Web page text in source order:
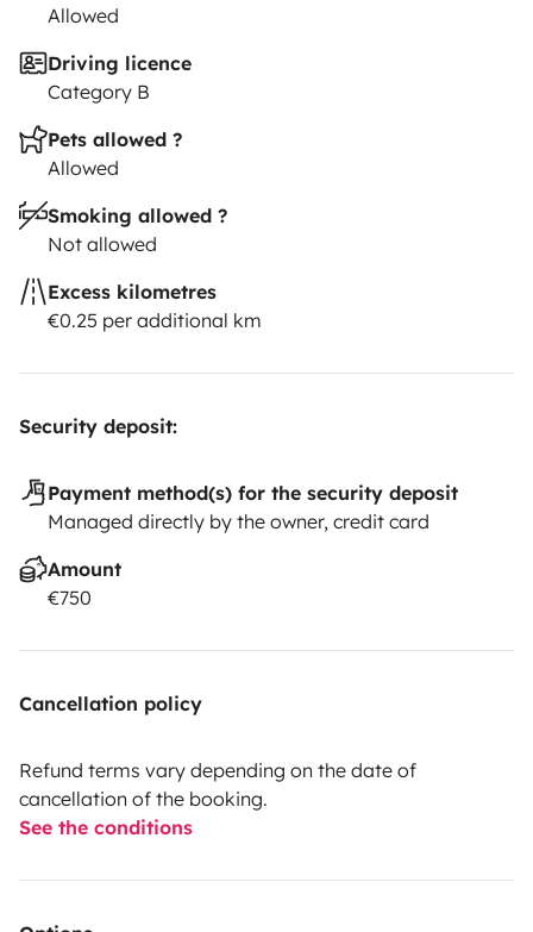
Allowed
Driving licence
Category B
Pets allowed ?
Allowed
Smoking allowed ?
Not allowed
Excess kilometres
€0.25 per additional km
Security deposit:
Payment method(s) for the security deposit
Managed directly by the owner, credit card
Amount
€750
Cancellation policy
Refund terms vary depending on the date of
cancellation of the booking.
See the conditions